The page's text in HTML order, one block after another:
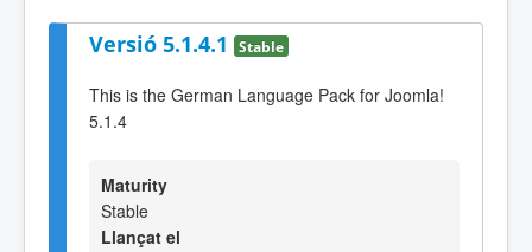
Versió 5.1.4.1 Stable
This is the German Language Pack for Joomla!
5.1.4
Maturity
Stable
Llançat el